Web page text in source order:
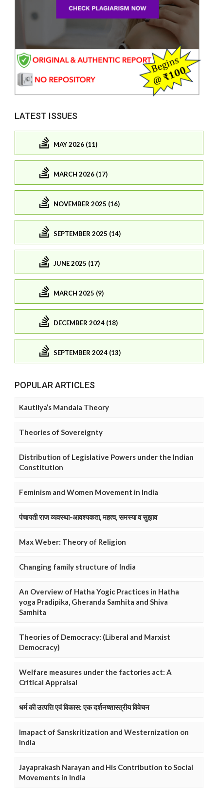
LATEST ISSUES
MAY 2026 (11)
MARCH 2026 (17)
NOVEMBER 2025 (16)
SEPTEMBER 2025 (14)
JUNE 2025 (17)
MARCH 2025 (9)
DECEMBER 2024 (18)
SEPTEMBER 2024 (13)
POPULAR ARTICLES
Kautilya’s Mandala Theory
Theories of Sovereignty
Distribution of Legislative Powers under the Indian
Constitution
Feminism and Women Movement in India
पंचायती राज व्यवस्था-आवश्यकता, महत्व, समस्या व सुझाव
Max Weber: Theory of Religion
Changing family structure of India
An Overview of Hatha Yogic Practices in Hatha
yoga Pradipika, Gheranda Samhita and Shiva
Samhita
Theories of Democracy: (Liberal and Marxist
Democracy)
Welfare measures under the factories act: A
Critical Appraisal
धर्म की उत्पत्ति एवं विकास: एक दर्शनष्शास्त्रीय विवेचन
Imapact of Sanskritization and Westernization on
India
Jayaprakash Narayan and His Contribution to Social
Movements in India